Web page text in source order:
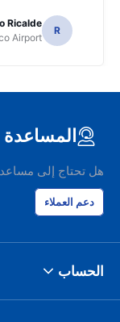
R
Ricalde
Airport
المساعدة
هل تحتاج إلى
دعم العملاء
الحساب